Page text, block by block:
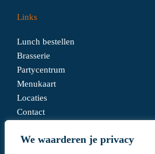
We waarderen je privacy
Links
Lunch bestellen
Brasserie
Partycentrum
Menukaart
Locaties
Contact